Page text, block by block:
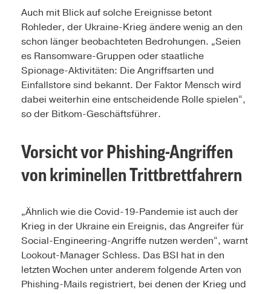
Auch mit Blick auf solche Ereignisse betont
Rohleder, der Ukraine-Krieg ändere wenig an den
schon länger beobachteten Bedrohungen. „Seien
es Ransomware-Gruppen oder staatliche
Spionage-Aktivitäten: Die Angriffsarten und
Einfallstore sind bekannt. Der Faktor Mensch wird
dabei weiterhin eine entscheidende Rolle spielen“,
so der Bitkom-Geschäftsführer.
Vorsicht vor Phishing-Angriffen
von kriminellen Trittbrettfahrern
„Ähnlich wie die Covid-19-Pandemie ist auch der
Krieg in der Ukraine ein Ereignis, das Angreifer für
Social-Engineering-Angriffe nutzen werden“, warnt
Lookout-Manager Schless. Das BSI hat in den
letzten Wochen unter anderem folgende Arten von
Phishing-Mails registriert, bei denen der Krieg und